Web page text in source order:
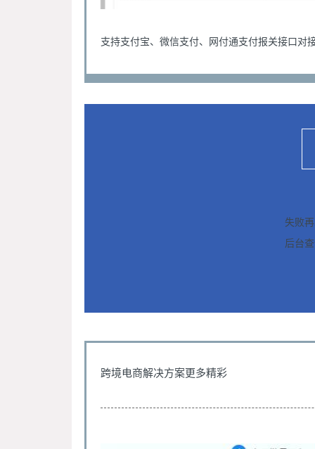
支持支付宝、微信支付、网付通支付报关接口对
失败
后台
跨境电商解决方案更多精彩